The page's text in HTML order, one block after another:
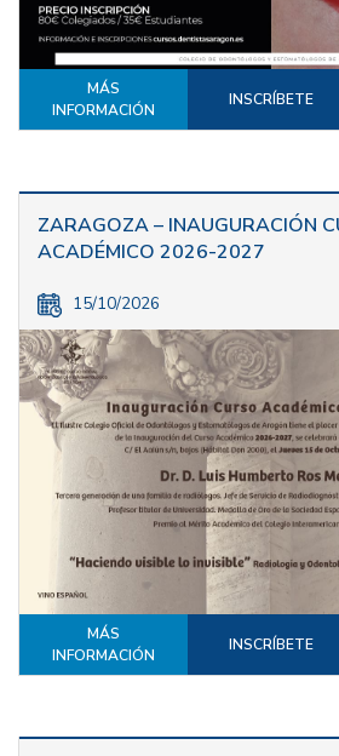
MÁS
INFORMACIÓN
INSCRÍBETE
ZARAGOZA – INAUGURACIÓN
ACADÉMICO 2026-2027
15/10/2026
MÁS
INFORMACIÓN
INSCRÍBETE